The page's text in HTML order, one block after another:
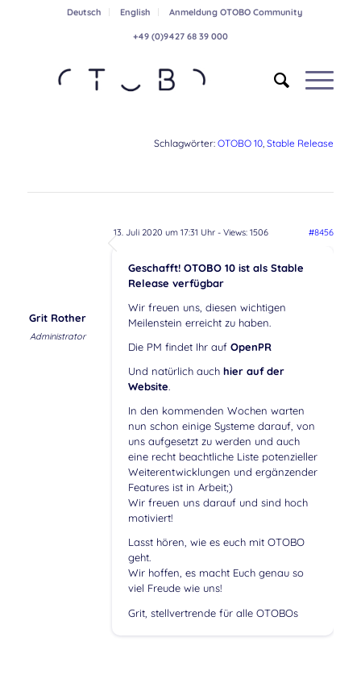
Deutsch English Anmeldung OTOBO Community
+49 (0)9427 68 39 000
Schlagwörter:OTOBO 10,Stable Release
13. Juli 2020 um 17:31 Uhr- Views: 1506 #8456
Grit Rother
Administrator
Geschafft! OTOBO 10 ist als Stable
Release verfügbar
Wir freuen uns, diesen wichtigen
Meilenstein erreicht zu haben.
Die PM findet Ihr auf OpenPR
Und natürlich auch hier auf der
Website.
In den kommenden Wochen warten
nun schon einige Systeme darauf, von
uns aufgesetzt zu werden und auch
eine recht beachtliche Liste potenzieller
Weiterentwicklungen und ergänzender
Features ist in Arbeit;)
Wir freuen uns darauf und sind hoch
motiviert!
Lasst hören, wie es euch mit OTOBO
geht.
Wir hoffen, es macht Euch genau so
viel Freude wie uns!
Grit, stellvertrende für alle OTOBOs